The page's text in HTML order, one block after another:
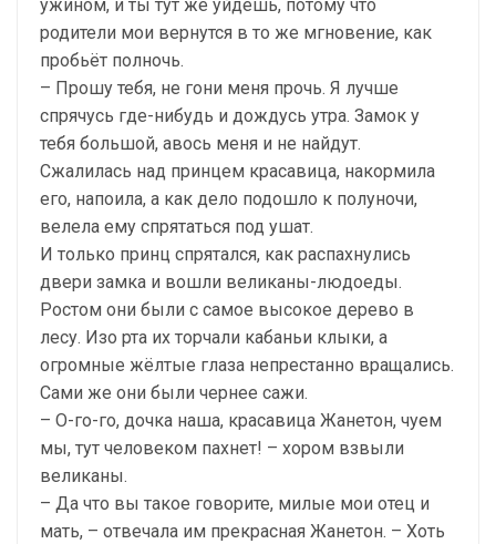
ужином, и ты тут же уйдёшь, потому что
родители мои вернутся в то же мгновение, как
пробьёт полночь.
– Прошу тебя, не гони меня прочь. Я лучше
спрячусь где-нибудь и дождусь утра. Замок у
тебя большой, авось меня и не найдут.
Сжалилась над принцем красавица, накормила
его, напоила, а как дело подошло к полуночи,
велела ему спрятаться под ушат.
И только принц спрятался, как распахнулись
двери замка и вошли великаны-людоеды.
Ростом они были с самое высокое дерево в
лесу. Изо рта их торчали кабаньи клыки, а
огромные жёлтые глаза непрестанно вращались.
Сами же они были чернее сажи.
– О-го-го, дочка наша, красавица Жанетон, чуем
мы, тут человеком пахнет! – хором взвыли
великаны.
– Да что вы такое говорите, милые мои отец и
мать, – отвечала им прекрасная Жанетон. – Хоть